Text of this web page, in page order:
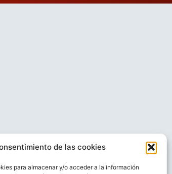
de las cookies
para almacenar y/o acceder a la información